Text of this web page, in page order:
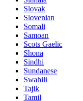
Slovak
Slovenian
Somali
Samoan
Scots Gaelic
Shona
Sindhi
Sundanese
Swahili
Tajik
Tamil